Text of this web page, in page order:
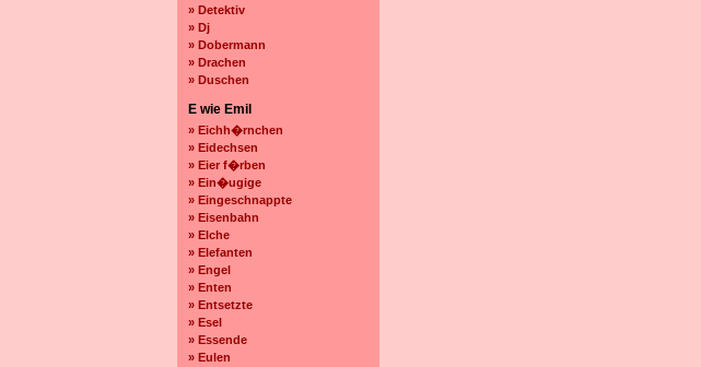
» Detektiv
» Dj
» Dobermann
» Drachen
» Duschen
E wie Emil
» Eichh�rnchen
» Eidechsen
» Eier f�rben
» Ein�ugige
» Eingeschnappte
» Eisenbahn
» Elche
» Elefanten
» Engel
» Enten
» Entsetzte
» Esel
» Essende
» Eulen